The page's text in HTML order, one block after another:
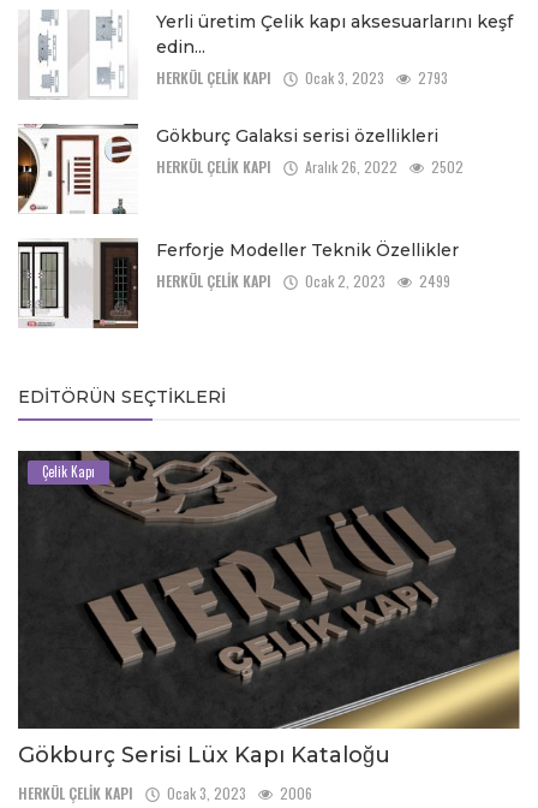
Yerli üretim Çelik kapı aksesuarlarını keşf
edin...
HERKÜL ÇELİK KAPI Ocak 3, 2023 2793
Gökburç Galaksi serisi özellikleri
HERKÜL ÇELİK KAPI Aralık 26, 2022 2502
Ferforje Modeller Teknik Özellikler
HERKÜL ÇELİK KAPI Ocak 2, 2023 2499
EDITÖRÜN SEÇTIKLERI
Çelik Kapı
Gökburç Serisi Lüx Kapı Kataloğu
HERKÜL ÇELİK KAPI Ocak 3, 2023 2006